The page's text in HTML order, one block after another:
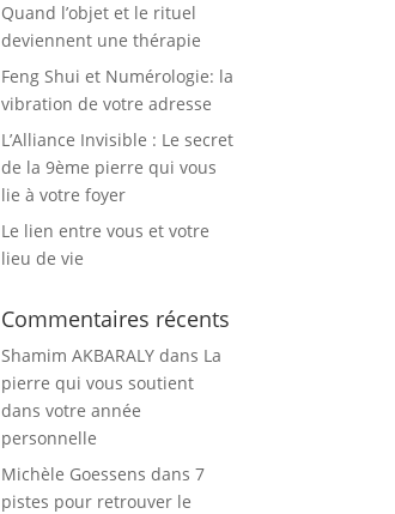
Quand l’objet et le rituel
deviennent une thérapie
Feng Shui et Numérologie: la
vibration de votre adresse
L’Alliance Invisible : Le secret
de la 9ème pierre qui vous
lie à votre foyer
Le lien entre vous et votre
lieu de vie
Commentaires récents
Shamim AKBARALY dans La
pierre qui vous soutient
dans votre année
personnelle
Michèle Goessens dans7
pistes pour retrouver le